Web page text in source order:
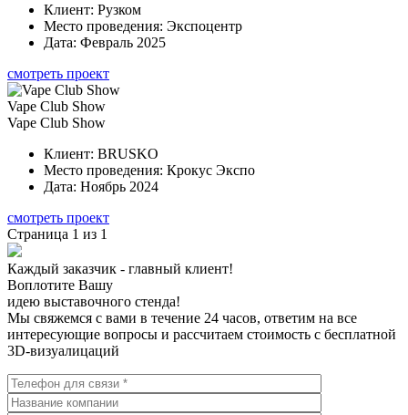
Клиент: Рузком
Место проведения: Экспоцентр
Дата: Февраль 2025
смотреть проект
Vape Club Show
Vape Club Show
Клиент: BRUSKO
Место проведения: Крокус Экспо
Дата: Ноябрь 2024
смотреть проект
Страница 1 из 1
Каждый заказчик - главный клиент!
Воплотите Вашу
идею выставочного стенда!
Мы свяжемся с вами в течение 24 часов, ответим на все
интересующие вопросы и рассчитаем стоимость с бесплатной
3D-визуалицаций